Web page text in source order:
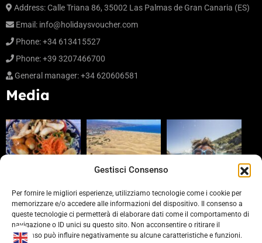
Gestisci Consenso
Per fornire le migliori esperienze, utilizziamo tecnologie come i cookie per
memorizzare e/o accedere alle informazioni del dispositivo. Il consenso a
queste tecnologie ci permetterà di elaborare dati come il comportamento di
navigazione o ID unici su questo sito. Non acconsentire o ritirare il
consenso può influire negativamente su alcune caratteristiche e funzioni.
Address:Calle Triana 86, 35002 Las Palmas de Gran Canaria (ES)
Email: info@holidaysvoucher.com
Phone:+34 613415527
Phone:+39 3207466700
General manager:+34 620606581
Media
Partners
https://www.laprovinciacv.it/